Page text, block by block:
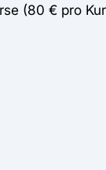
(80 € pro